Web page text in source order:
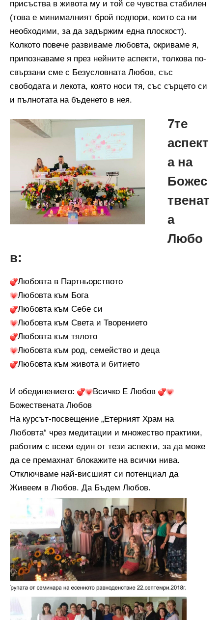
присъства в живота му и той се чувства стабилен
(това е минималният брой подпори, които са ни
необходими, за да задържим една плоскост).
Колкото повече развиваме любовта, окриваме я,
припознаваме я през нейните аспекти, толкова по-
свързани сме с Безусловната Любов, със
свободата и лекота, която носи тя, със сърцето си
и пълнотата на бъденето в нея.
7те
аспект
а на
Божес
твенат
а
Любо
в:
Любовта в Партньорството
Любовта към Бога
Любовта към Себе си
Любовта към Света и Творението
Любовта към тялото
Любовта към род, семейство и деца
Любовта към живота и битието
И обединението:
Всичко Е Любов
Божествената Любов
На курсът-посвещение „Етерният Храм на
Любовта“ чрез медитации и множество практики,
работим с всеки един от тези аспекти, за да може
да се премахнат блокажите на всички нива.
Отключваме най-висшият си потенциал да
Живеем в Любов. Да Бъдем Любов.